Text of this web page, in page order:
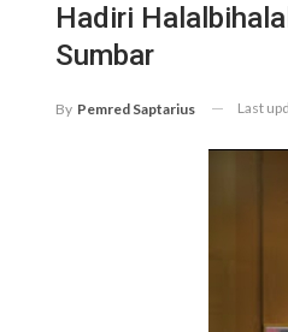
Hadiri
Sumbar
By Pemred Saptarius Last